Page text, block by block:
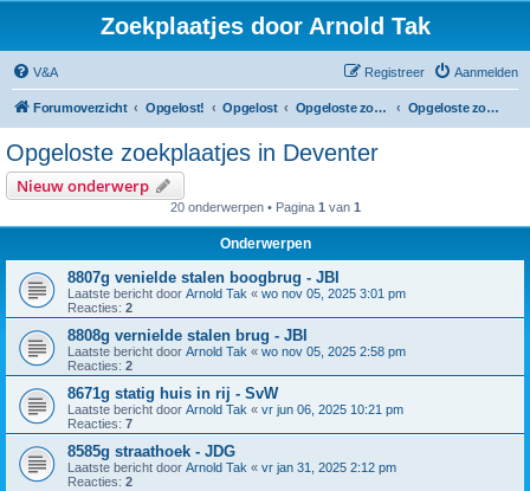
Zoekplaatjes door Arnold Tak
V&A Aanmelden
Registreer
Forumoverzicht Opgelost! Opgelost Opgeloste zoekplaatjes in Overijssel Opgeloste zoekplaatjes in Deventer
Opgeloste zoekplaatjes in Deventer
Nieuw onderwerp
20 onderwerpen • Pagina 1 van 1
Onderwerpen
8807g venielde stalen boogbrug - JBI
Laatste bericht door Arnold Tak « wo nov 05, 2025 3:01 pm
Reacties: 2
8808g vernielde stalen brug - JBI
Laatste bericht door Arnold Tak « wo nov 05, 2025 2:58 pm
Reacties: 2
8671g statig huis in rij - SvW
Laatste bericht door Arnold Tak « vr jun 06, 2025 10:21 pm
Reacties: 7
8585g straathoek - JDG
Laatste bericht door Arnold Tak « vr jan 31, 2025 2:12 pm
Reacties: 2